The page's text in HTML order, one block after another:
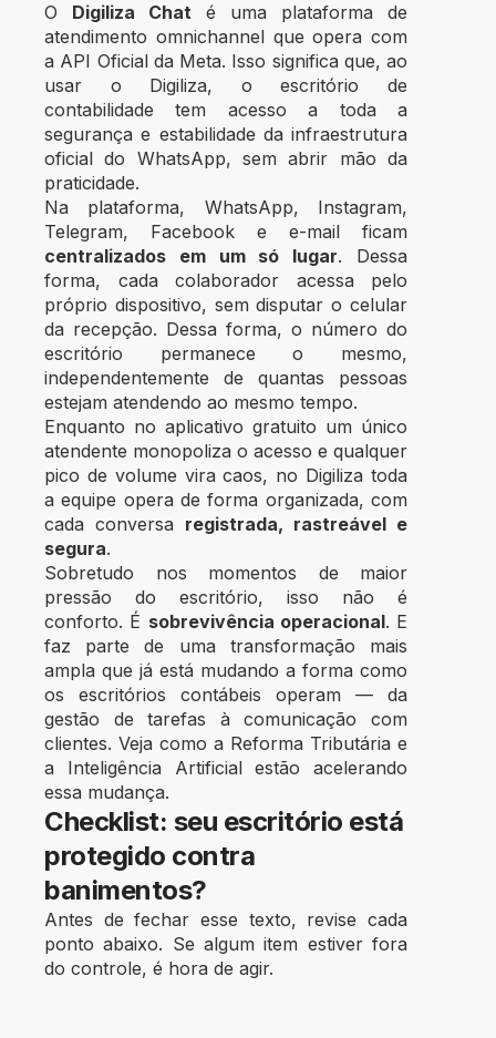
O Digiliza Chat é uma plataforma de
atendimento omnichannel que opera com
a API Oficial da Meta. Isso significa que, ao
usar o Digiliza, o escritório de
contabilidade tem acesso a toda a
segurança e estabilidade da infraestrutura
oficial do WhatsApp, sem abrir mão da
praticidade.
Na plataforma, WhatsApp, Instagram,
Telegram, Facebook e e-mail ficam
centralizados em um só lugar. Dessa
forma, cada colaborador acessa pelo
próprio dispositivo, sem disputar o celular
da recepção. Dessa forma, o número do
escritório permanece o mesmo,
independentemente de quantas pessoas
estejam atendendo ao mesmo tempo.
Enquanto no aplicativo gratuito um único
atendente monopoliza o acesso e qualquer
pico de volume vira caos, no Digiliza toda
a equipe opera de forma organizada, com
cada conversa registrada, rastreável e
segura.
Sobretudo nos momentos de maior
pressão do escritório, isso não é
conforto. É sobrevivência operacional. E
faz parte de uma transformação mais
ampla que já está mudando a forma como
os escritórios contábeis operam — da
gestão de tarefas à comunicação com
clientes. Veja como a Reforma Tributária e
a Inteligência Artificial estão acelerando
essa mudança.
Checklist: seu escritório está
protegido contra
banimentos?
Antes de fechar esse texto, revise cada
ponto abaixo. Se algum item estiver fora
do controle, é hora de agir.